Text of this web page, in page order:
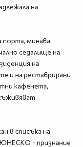
на
порта, минава
седалище на
на
и на реставрирани
кафенета,
в списъка на
ЮНЕСКО - признание